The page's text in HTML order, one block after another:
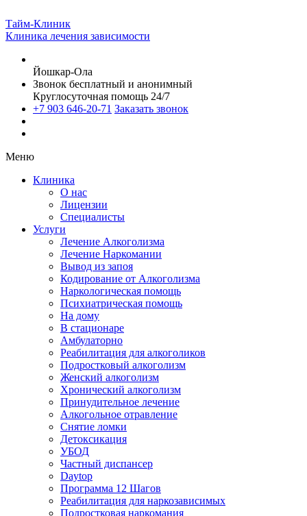
Тайм-Клиник
Клиника лечения зависимости
Йошкар-Ола
Звонок бесплатный и анонимный
Круглосуточная помощь 24/7
+7 903 646-20-71 Заказать звонок
Меню
Клиника
О нас
Лицензии
Специалисты
Услуги
Лечение Алкоголизма
Лечение Наркомании
Вывод из запоя
Кодирование от Алкоголизма
Наркологическая помощь
Психиатрическая помощь
На дому
В стационаре
Амбулаторно
Реабилитация для алкоголиков
Подростковый алкоголизм
Женский алкоголизм
Хронический алкоголизм
Принудительное лечение
Алкогольное отравление
Снятие ломки
Детоксикация
УБОД
Частный диспансер
Daytop
Программа 12 Шагов
Реабилитация для наркозависимых
Подростковая наркомания